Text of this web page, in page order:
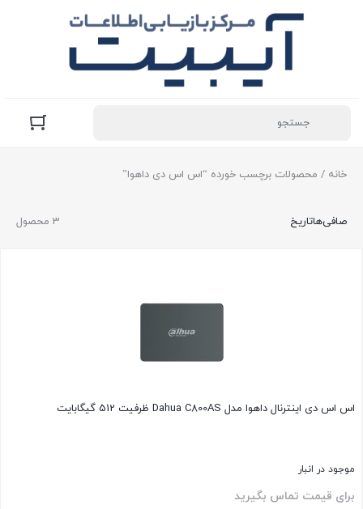
خانه / محصولات برچسب خورده “اس اس دی داهوا”
3 محصول صافی‌هاتاریخ
اس اس دی اینترنال داهوا مدل Dahua C800AS ظرفیت 512 گیگابایت
موجود در انبار
برای قیمت تماس بگیرید